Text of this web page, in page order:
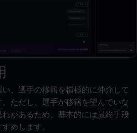
、選手の移籍を積極的に仲介して
ただし、選手が移籍を望んでいな
があるため、基本的には最終手段
めします。